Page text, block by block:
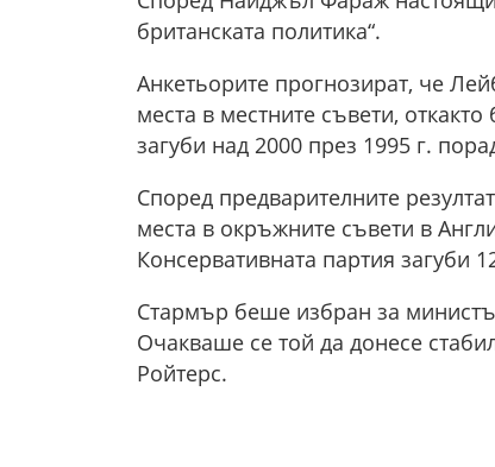
британската политика“.
Анкетьорите прогнозират, че
места в местните съвети,
загуби над 2000 през 1995 г.
Според предварителните
места в окръжните съвети в
Консервативната партия загуби
Стармър беше избран за
Очакваше се той да донесе
Ройтерс.